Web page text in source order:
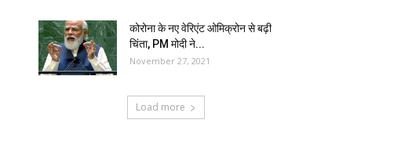
कोरोना के नए वेरिएंट ओमिक्रोन से बढ़ी
चिंता, PM मोदी ने...
November 27, 2021
Load more